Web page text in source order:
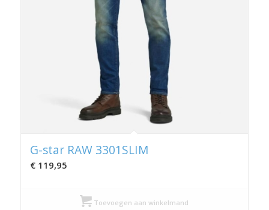
G-star RAW 3301SLIM
€119,95
Toevoegen aan winkelmand